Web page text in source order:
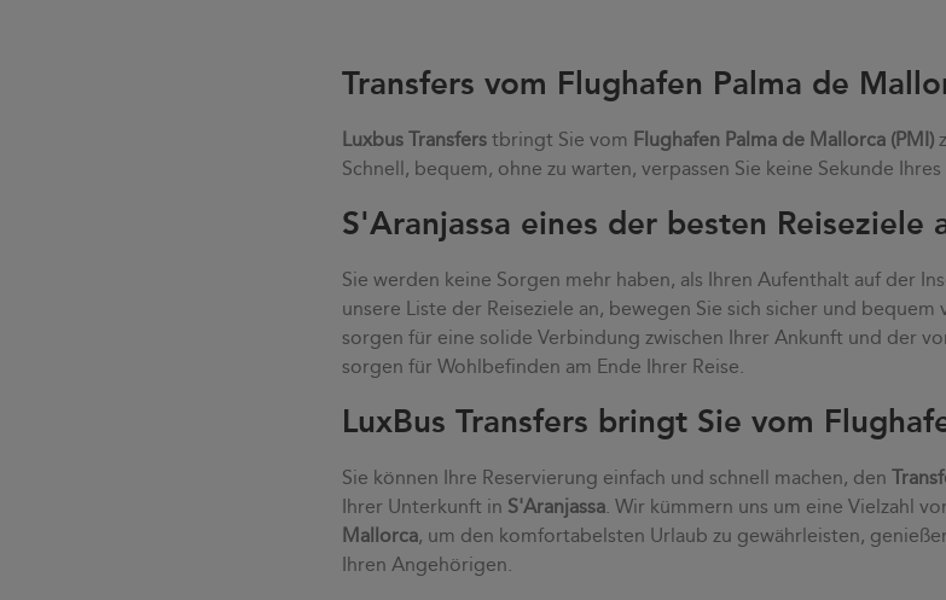
Transfers vom Flughafen Palma de
Luxbus Transfers tbringt Sie vom Flughafen Palma de Mallorca (PMI)
Schnell, bequem, ohne zu warten, verpassen Sie keine Sekunde Ihres
S'Aranjassa eines der besten Reiseziele
Sie werden keine Sorgen mehr haben, als Ihren Aufenthalt auf der
unsere Liste der Reiseziele an, bewegen Sie sich sicher und bequem
sorgen für eine solide Verbindung zwischen Ihrer Ankunft und der
sorgen für Wohlbefinden am Ende Ihrer Reise.
LuxBus Transfers bringt Sie vom
Sie können Ihre Reservierung einfach und schnell machen, den
Ihrer Unterkunft in S'Aranjassa. Wir kümmern uns um eine Vielzahl
Mallorca, um den komfortabelsten Urlaub zu gewährleisten,
Ihren Angehörigen.